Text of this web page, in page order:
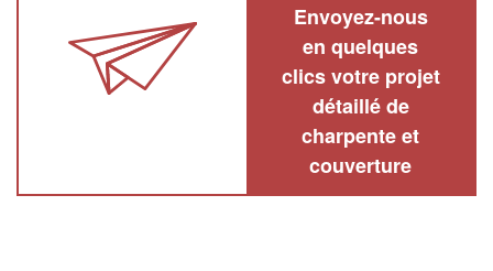
Envoyez-nous
en quelques
clics votre projet
détaillé de
charpente et
couverture